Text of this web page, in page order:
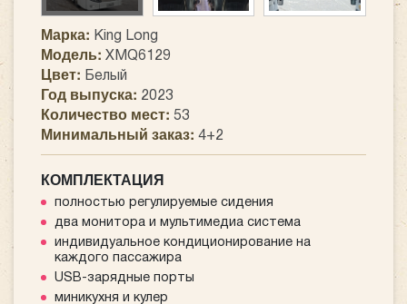
Марка: King Long
Модель: XMQ6129
Цвет: Белый
Год выпуска: 2023
Количество мест: 53
Минимальный заказ: 4+2
КОМПЛЕКТАЦИЯ
полностью регулируемые сидения
два монитора и мультимедиа система
индивидуальное кондиционирование на
каждого пассажира
USB-зарядные порты
миникухня и кулер